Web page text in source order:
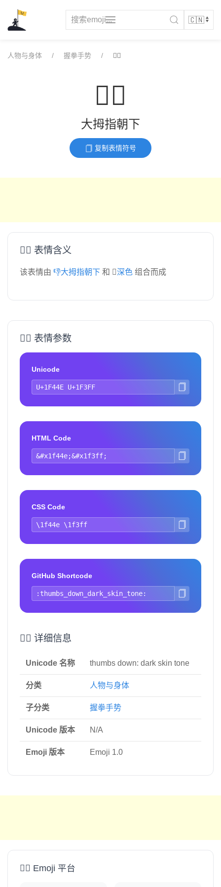
content
人物与身体 握拳手势 👎🏿
👎🏿
大拇指朝下
复制表情符号
👎🏿 表情含义
该表情由 👎大拇指朝下 和🏿深色 组合而成
👎🏿 表情参数
Unicode
HTML Code
CSS Code
GitHub Shortcode
👎🏿 详细信息
Unicode 名称 thumbs down: dark skin tone
分类 人物与身体
子分类 握拳手势
Unicode 版本 N/A
Emoji 版本 Emoji 1.0
👎🏿 Emoji 平台